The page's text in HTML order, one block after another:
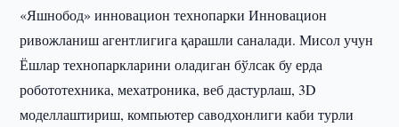
«Яшнобод» инновацион технопарки Инновацион
ривожланиш агентлигига қарашли саналади. Мисол учун
Ёшлар технопаркларини оладиган бўлсак бу ерда
робототехника, мехатроника, веб дастурлаш, 3D
моделлаштириш, компьютер саводхонлиги каби турли